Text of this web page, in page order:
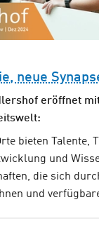
neue
eröffnet
bieten Talente,
und
die sich
und